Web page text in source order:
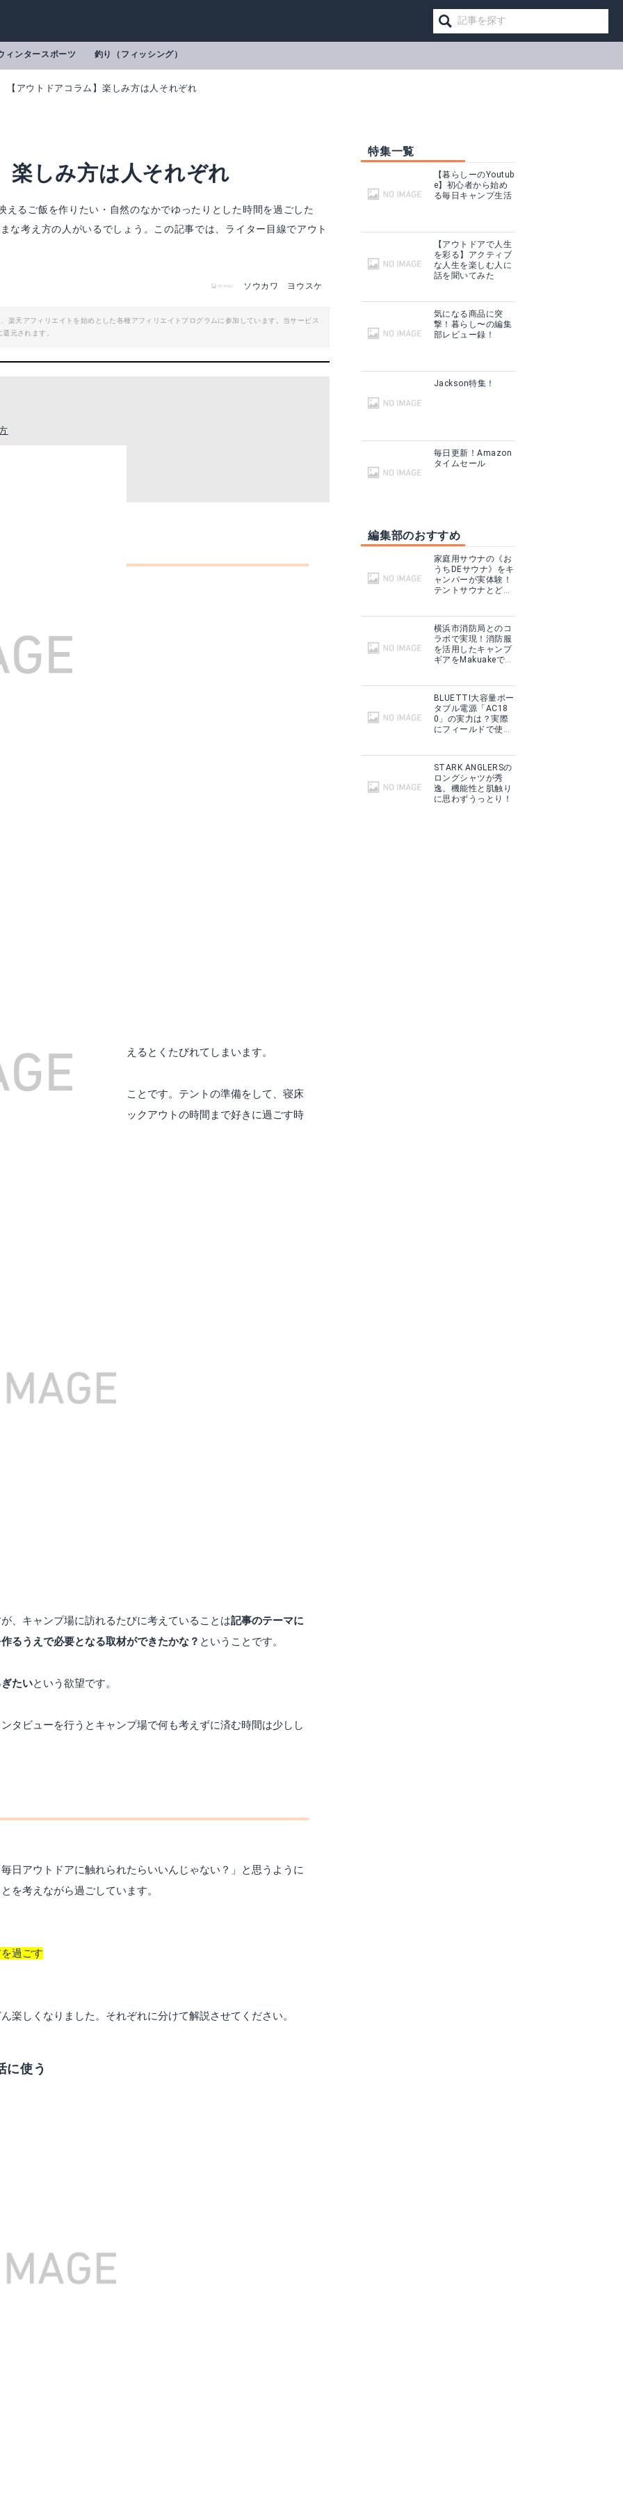
ィンタースポーツ 釣り（フィッシング）
【アウトドアコラム】楽しみ方は人それぞれ
楽しみ方は人それぞれ
えるご飯を作りたい・自然のなかでゆったりとした時間を過ごした
な考え方の人がいるでしょう。この記事では、ライター目線でアウト
ソウカワ ヨウスケ
楽天アフィリエイトを始めとした各種アフィリエイトプログラムに参加しています。当サービス
元されます。
「何か」を楽しもうと考えるとくたびれてしまいます。
たら、 何にも縛られない
ことです。テントの準備をして、寝床
酒を飲んで寝ようがチェックアウトの時間まで好きに過ごす時
、キャンプ場に訪れるたびに考えていることは記事のテーマに
るうえで必要となる取材ができたかな？ ということです。
ぎたいという欲望です。
タビューを行うとキャンプ場で何も考えずに済む時間は少しし
日アウトドアに触れられたらいいんじゃない？」と思うように
を考えながら過ごしています。
過ごす
楽しくなりました。それぞれに分けて解説させてください。
に使う
特集一覧
【暮らしーのYoutub
e】初心者から始め
る毎日キャンプ生活
【アウトドアで人生
を彩る】アクティブ
な人生を楽しむ人に
話を聞いてみた
気になる商品に突
撃！暮らし〜の編集
部レビュー録！
Jackson特集！
毎日更新！Amazon
タイムセール
編集部のおすすめ
家庭用サウナの《お
うちDEサウナ》をキ
ャンパーが実体験！
テントサウナとどこ
横浜市消防局とのコ
ラボで実現！消防服
を活用したキャンプ
ギアをMakuakeで予
BLUETTI大容量ポー
タブル電源「AC18
0」の実力は？実際
にフィールドで使用
STARK ANGLERSの
ロングシャツが秀
逸。機能性と肌触り
に思わずうっとり！